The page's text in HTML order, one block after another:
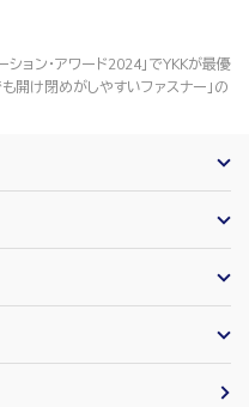
ョン・アワード2024」でYKKが最優
開け閉めがしやすいファスナー」の